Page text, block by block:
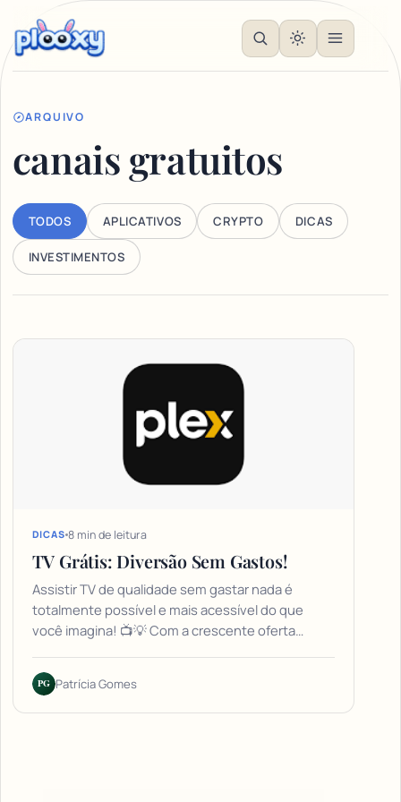
ARQUIVO
canais gratuitos
TODOS APLICATIVOS CRYPTO DICAS
INVESTIMENTOS
Articles
DICAS 8 min de leitura
TV Grátis: Diversão Sem Gastos!
Assistir TV de qualidade sem gastar nada é
totalmente possível e mais acessível do que
você imagina! 📺💡 Com a crescente oferta…
PG Patrícia Gomes